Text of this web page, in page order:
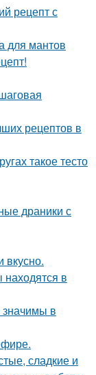
рецепт с
для мантов
рецептов в
такое тесто
драники с
вкусно.
в
значимы в
сладкие и